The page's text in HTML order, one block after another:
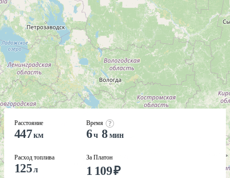
Расстояние
447км
Расход топлива
125л
Время
6ч 8мин
За Платон
1 109₽